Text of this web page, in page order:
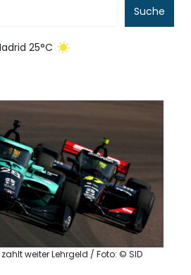
Suche
25°C
weiter Lehrgeld / Foto: © SID